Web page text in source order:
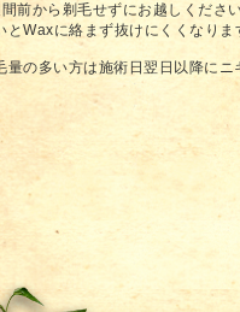
前から剃毛せずにお越しください
とWaxに絡まず抜けにくくなりま
量の多い方は施術日翌日以降に